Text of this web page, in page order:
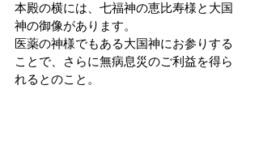
本殿の横には、七福神の恵比寿様と大国
神の御像があります。
医薬の神様でもある大国神にお参りする
ことで、さらに無病息災のご利益を得ら
れるとのこと。